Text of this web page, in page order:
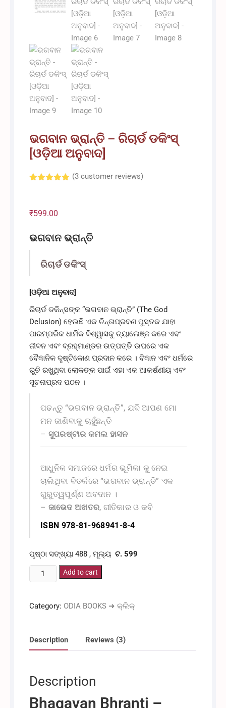
ଭଗବାନ ଭ୍ରାନ୍ତି – ରିଚାର୍ଡ ଡକିଂସ୍
[ଓଡ଼ିଆ ଅନୁବାଦ]
customer
ratings
(3 customer reviews)
₹599.00
ଭଗବାନ ଭ୍ରାନ୍ତି
ରିଚାର୍ଡ ଡକିଂସ୍
[ଓଡ଼ିଆ ଅନୁବାଦ]
ରିଚାର୍ଡ ଡକିନ୍ସଙ୍କ “ଭଗବାନ ଭ୍ରାନ୍ତି” (The God
Delusion) ହେଉଛି ଏକ ଚିନ୍ତାପ୍ରବଣ ପୁସ୍ତକ ଯାହା
ପାରମ୍ପରିକ ଧାର୍ମିକ ବିଶ୍ୱାସକୁ ଚ୍ୟାଲେଞ୍ଜ କରେ ଏବଂ
ଜୀବନ ଏବଂ ବ୍ରହ୍ମାଣ୍ଡର ଉତ୍ପତ୍ତି ଉପରେ ଏକ
ବୈଜ୍ଞାନିକ ଦୃଷ୍ଟିକୋଣ ପ୍ରଦାନ କରେ । ବିଜ୍ଞାନ ଏବଂ ଧର୍ମରେ
ରୁଚି ରଖୁଥିବା ଲୋକଙ୍କ ପାଇଁ ଏହା ଏକ ଆକର୍ଷଣୀୟ ଏବଂ
ସୂଚନାପ୍ରଦ ପଠନ ।
ପଢନ୍ତୁ “ଭଗବାନ ଭ୍ରାନ୍ତି”, ଯଦି ଆପଣ ମୋ
ମନ ଜାଣିବାକୁ ଚାହୁଁଛନ୍ତି
– ସୁପରଷ୍ଟାର କମଲ ହାସନ
ଆଧୁନିକ ସମାଜରେ ଧର୍ମର ଭୂମିକା କୁ ନେଇ
ଚାଲିଥିବା ବିତର୍କରେ “ଭଗବାନ ଭ୍ରାନ୍ତି” ଏକ
ଗୁରୁତ୍ୱପୂର୍ଣ୍ଣ ଅବଦାନ ।
– ଜାଭେଦ ଅଖତର, ଗୀତିକାର ଓ କବି
ISBN 978-81-968941-8-4
ପୃଷ୍ଠା ସଙ୍ଖ୍ୟା 488 , ମୂଲ୍ୟ ଟ. 599
ଭଗବାନ
ଭ୍ରାନ୍ତି
ରିଚାର୍ଡ
ଅନୁବାଦ]
Add to cart
Category: ODIA BOOKS ➜ କ୍ଲିକ୍
Description Reviews (3)
Description
Bhagavan Bhranti –